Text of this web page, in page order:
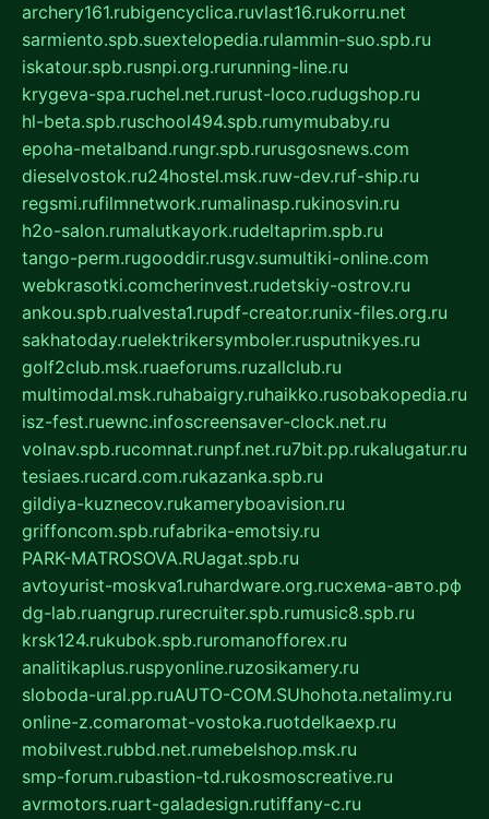
archery161.rubigencyclica.ruvlast16.rukorru.net
sarmiento.spb.suextelopedia.rulammin-suo.spb.ru
iskatour.spb.rusnpi.org.rurunning-line.ru
krygeva-spa.ruchel.net.rurust-loco.rudugshop.ru
hl-beta.spb.ruschool494.spb.rumymubaby.ru
epoha-metalband.rungr.spb.rurusgosnews.com
dieselvostok.ru24hostel.msk.ruw-dev.ruf-ship.ru
regsmi.rufilmnetwork.rumalinasp.rukinosvin.ru
h2o-salon.rumalutkayork.rudeltaprim.spb.ru
tango-perm.rugooddir.rusgv.sumultiki-online.com
webkrasotki.comcherinvest.rudetskiy-ostrov.ru
ankou.spb.rualvesta1.rupdf-creator.runix-files.org.ru
sakhatoday.ruelektrikersymboler.rusputnikyes.ru
golf2club.msk.ruaeforums.ruzallclub.ru
multimodal.msk.ruhabaigry.ruhaikko.rusobakopedia.ru
isz-fest.ruewnc.infoscreensaver-clock.net.ru
volnav.spb.rucomnat.runpf.net.ru7bit.pp.rukalugatur.ru
tesiaes.rucard.com.rukazanka.spb.ru
gildiya-kuznecov.rukameryboavision.ru
griffoncom.spb.rufabrika-emotsiy.ru
PARK-MATROSOVA.RUagat.spb.ru
avtoyurist-moskva1.ruhardware.org.ruсхема-авто.рф
dg-lab.ruangrup.rurecruiter.spb.rumusic8.spb.ru
krsk124.rukubok.spb.ruromanofforex.ru
analitikaplus.ruspyonline.ruzosikamery.ru
sloboda-ural.pp.ruAUTO-COM.SUhohota.netalimy.ru
online-z.comaromat-vostoka.ruotdelkaexp.ru
mobilvest.rubbd.net.rumebelshop.msk.ru
smp-forum.rubastion-td.rukosmoscreative.ru
avrmotors.ruart-galadesign.rutiffany-c.ru